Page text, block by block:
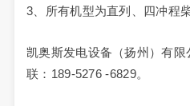
3、所有机型为直列、四冲程
凯奥斯发电设备（扬州）有
联：189-5276 -6829。